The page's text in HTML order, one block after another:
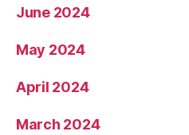
June 2024
May 2024
April 2024
March 2024